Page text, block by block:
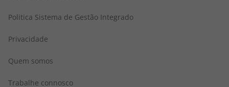
Politica Sistema de Gestão Integrado
Privacidade
Quem somos
Trabalhe connosco